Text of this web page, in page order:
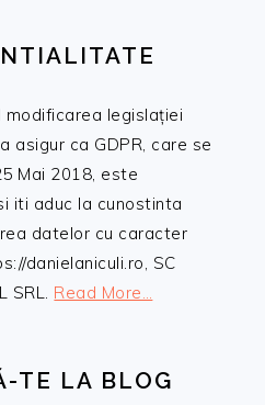
modificarea legislației
asigur ca GDPR, care se
Mai 2018, este
iti aduc la cunostinta
datelor cu caracter
danielaniculi.ro, SC
SRL. Read More…
TE LA BLOG